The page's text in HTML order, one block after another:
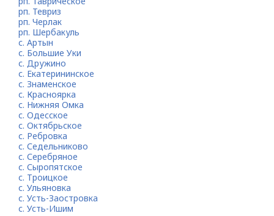
рп. Тевриз
рп. Черлак
рп. Шербакуль
с. Артын
с. Большие Уки
с. Дружино
с. Екатерининское
с. Знаменское
с. Красноярка
с. Нижняя Омка
с. Одесское
с. Октябрьское
с. Ребровка
с. Седельниково
с. Серебряное
с. Сыропятское
с. Троицкое
с. Ульяновка
с. Усть-Заостровка
с. Усть-Ишим